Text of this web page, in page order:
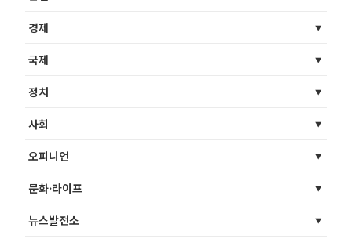
경제
국제
정치
사회
오피니언
문화·라이프
뉴스발전소